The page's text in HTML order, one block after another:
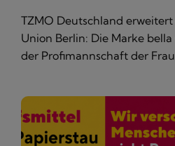
TZMO Deutschland
Union Berlin: Die Marke
der Profimannschaft der